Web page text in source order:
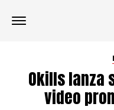
Okills lanza
video